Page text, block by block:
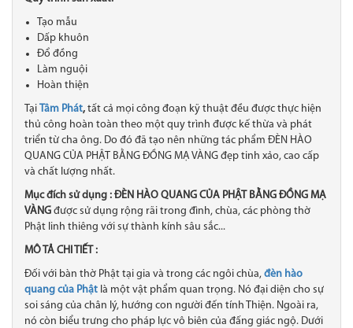
Tạo mẫu
Dấp khuôn
Đổ đồng
Làm nguội
Hoàn thiện
Tại Tâm Phát, tất cả mọi công đoạn kỹ thuật đều được thực hiện
thủ công hoàn toàn theo một quy trình được kế thừa và phát
triển từ cha ông. Do đó đã tạo nên những tác phẩm ĐÈN HÀO
QUANG CỦA PHẬT BẰNG ĐỒNG MẠ VÀNG đẹp tinh xảo​, cao cấp
và chất lượng nhất.
Mục đích sử dụng : ĐÈN HÀO QUANG CỦA PHẬT BẰNG ĐỒNG MẠ
VÀNG được sử dụng rộng rãi trong đình, chùa, các phòng thờ
Phật linh thiêng với sự thành kính sâu sắc...
MÔ TẢ CHI TIẾT :
Đối với bàn thờ Phật tại gia và trong các ngôi chùa, đèn hào
quang của Phật là một vật phẩm quan trọng. Nó đại diện cho sự
soi sáng của chân lý, hướng con người đến tính Thiện. Ngoài ra,
nó còn biểu trưng cho pháp lực vô biên của đấng giác ngộ. Dưới